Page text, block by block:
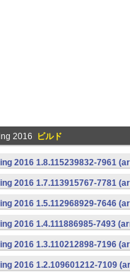
2016 ビルド
2016 1.8.115239832-7961
2016 1.7.113915767-7781
2016 1.5.112968929-7646
2016 1.4.111886985-7493
2016 1.3.110212898-7196
2016 1.2.109601212-7109